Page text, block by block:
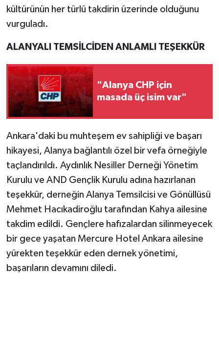
kültürünün her türlü takdirin üzerinde olduğunu
vurguladı.
ALANYALI TEMSİLCİDEN ANLAMLI TEŞEKKÜR
"Alanya CHP için
masada üç isim var"
Ankara'daki bu muhteşem ev sahipliği ve başarı
hikayesi, Alanya bağlantılı özel bir vefa örneğiyle
taçlandırıldı. Aydınlık Nesiller Derneği Yönetim
Kurulu ve AND Gençlik Kurulu adına hazırlanan
teşekkür, derneğin Alanya Temsilcisi ve Gönüllüsü
Mehmet Hacıkadiroğlu tarafından Kahya ailesine
takdim edildi. Gençlere hafızalardan silinmeyecek
bir gece yaşatan Mercure Hotel Ankara ailesine
yürekten teşekkür eden dernek yönetimi,
başarıların devamını diledi.